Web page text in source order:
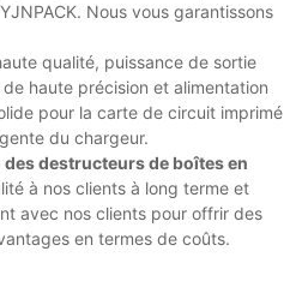
Nous vous garantissons
qualité, puissance de sortie
haute précision et alimentation
pour la carte de circuit imprimé
du chargeur.
des destructeurs de boîtes en
à nos clients à long terme et
avec nos clients pour offrir des
en termes de coûts.